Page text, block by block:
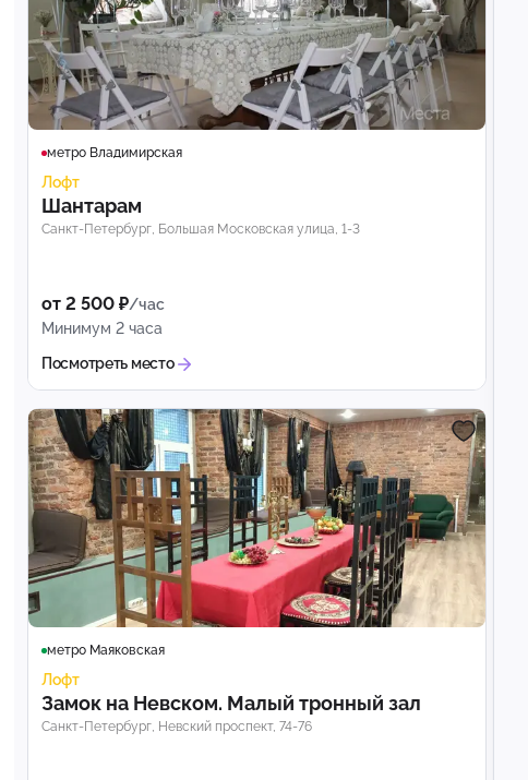
метро Владимирская
Лофт
Шантарам
Санкт-Петербург, Большая Московская улица, 1-3
от 2 500 ₽/час
Минимум 2 часа
Посмотреть место
метро Маяковская
Лофт
Замок на Невском. Малый тронный зал
Санкт-Петербург, Невский проспект, 74-76